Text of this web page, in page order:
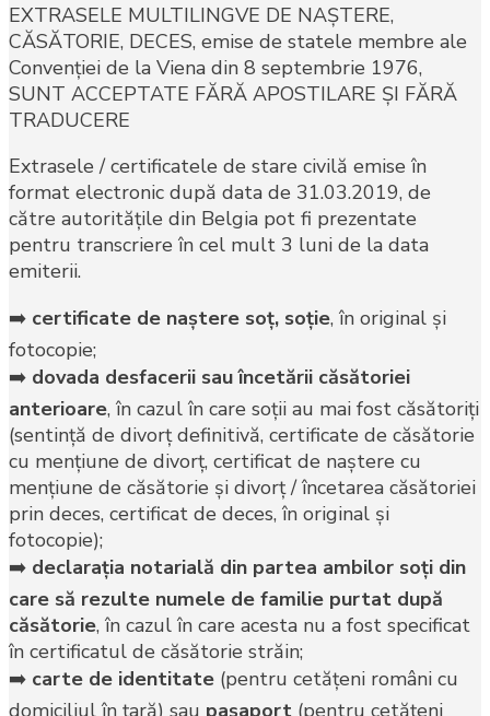
EXTRASELE MULTILINGVE DE NAŞTERE,
CĂSĂTORIE, DECES, emise de statele membre ale
Convenţiei de la Viena din 8 septembrie 1976,
SUNT ACCEPTATE FĂRĂ APOSTILARE ŞI FĂRĂ
TRADUCERE
Extrasele / certificatele de stare civilă emise în
format electronic după data de 31.03.2019, de
către autorităţile din Belgia pot fi prezentate
pentru transcriere în cel mult 3 luni de la data
emiterii.
➡️ certificate de naştere soţ, soţie, în original şi
fotocopie;
➡️ dovada desfacerii sau încetării căsătoriei
anterioare, în cazul în care soţii au mai fost căsătoriţi
(sentinţă de divorţ definitivă, certificate de căsătorie
cu menţiune de divorţ, certificat de naştere cu
menţiune de căsătorie şi divorţ / încetarea căsătoriei
prin deces, certificat de deces, în original şi
fotocopie);
➡️ declaraţia notarială din partea ambilor soţi din
care să rezulte numele de familie purtat după
căsătorie, în cazul în care acesta nu a fost specificat
în certificatul de căsătorie străin;
➡️ carte de identitate (pentru cetăţeni români cu
domiciliul în ţară) sau paşaport (pentru cetăţeni